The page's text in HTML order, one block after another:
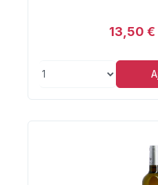
13,50 €